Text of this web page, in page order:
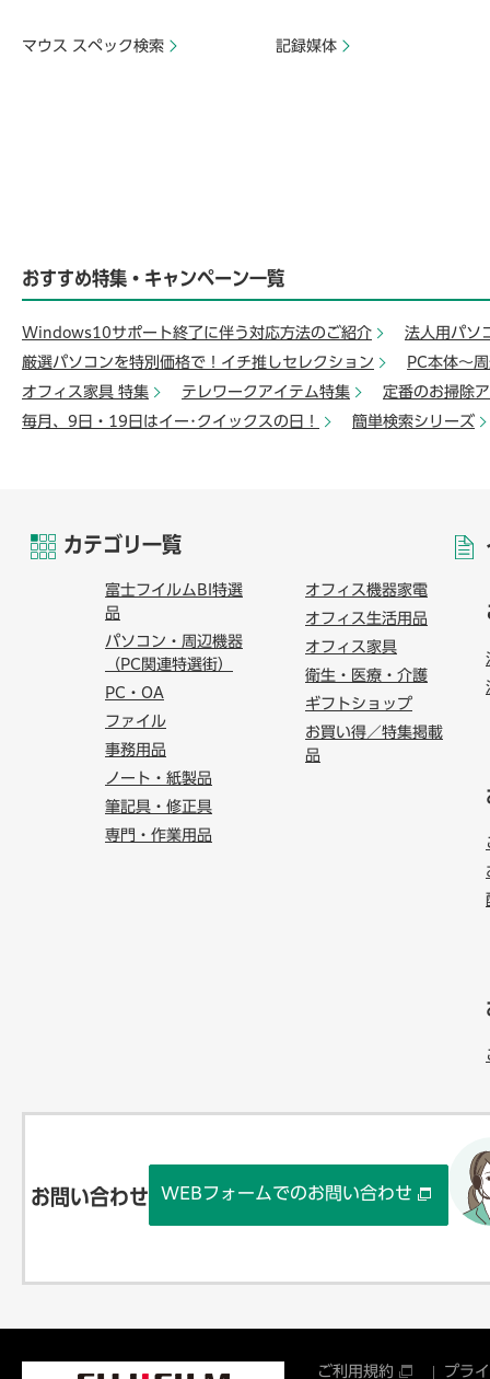
マウス スペック検索 記録媒体
おすすめ特集・キャンペーン一覧
Windows10サポート終了に伴う対応方法のご紹介
法人用パソ
厳選パソコンを特別価格で！イチ推しセレクション
PC本体～
オフィス家具 特集
テレワークアイテム特集
定番のお掃除
毎月、9日・19日はイー･クイックスの日！
簡単検索シリーズ
カテゴリ一覧
富士フイルムBI特選
品
パソコン・周辺機器
（PC関連特選街）
PC・OA
ファイル
事務用品
ノート・紙製品
筆記具・修正具
専門・作業用品
オフィス機器家電
オフィス生活用品
オフィス家具
衛生・医療・介護
ギフトショップ
お買い得／特集掲載
品
お問い合わせ WEBフォームでのお問い合わせ
ご利用規約 プラ